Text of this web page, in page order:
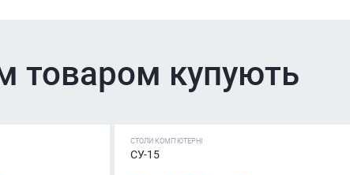
товаром купують
СТОЛИ КОМП'ЮТЕРНІ
СУ-15